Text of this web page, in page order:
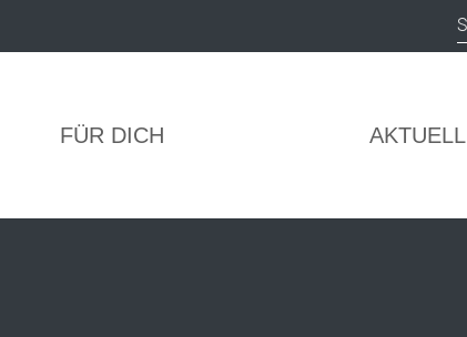
FÜR DICH AKTUELL